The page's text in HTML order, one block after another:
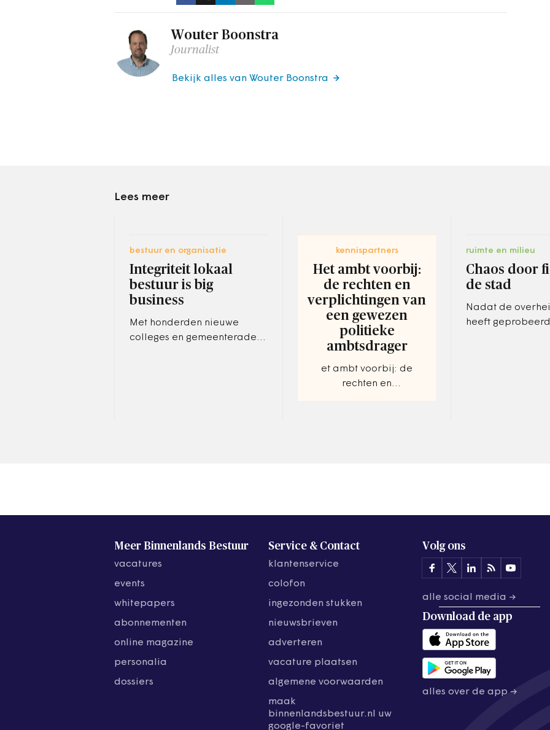
Wouter Boonstra
Journalist
Bekijk alles van Wouter Boonstra
Lees meer
bestuur en organisatie
Integriteit lokaal
bestuur is big
business
Met honderden nieuwe
colleges en gemeenteraden
kennispartners
Het ambt voorbij:
de rechten en
verplichtingen van
een gewezen
politieke
ambtsdrager
et ambt voorbij: de
rechten en
ruimte en milieu
Chaos door
de stad
Nadat de
heeft
Meer Binnenlands Bestuur
vacatures
events
whitepapers
abonnementen
online magazine
personalia
dossiers
Service & Contact
klantenservice
colofon
ingezonden stukken
nieuwsbrieven
adverteren
vacature plaatsen
algemene voorwaarden
maak
binnenlandsbestuur.nl uw
google-favoriet
Volg ons
alle social media →
Download de app
alles over de app →